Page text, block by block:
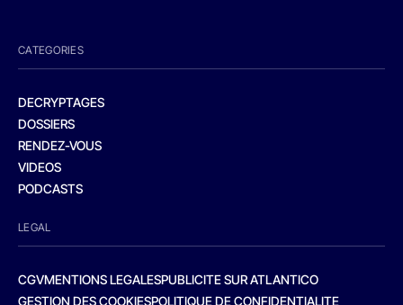
CATEGORIES
DECRYPTAGES
DOSSIERS
RENDEZ-VOUS
VIDEOS
PODCASTS
LEGAL
CGVMENTIONS LEGALESPUBLICITE SUR ATLANTICO
GESTION DES COOKIESPOLITIQUE DE CONFIDENTIALITE